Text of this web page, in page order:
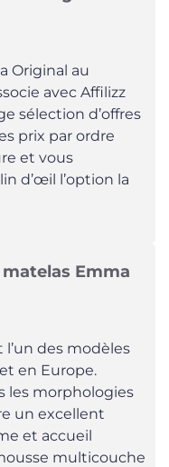
Original au
avec Affilizz
sélection d’offres
prix par ordre
et vous
d’œil l’option la
Emma
des modèles
en Europe.
les morphologies
un excellent
et accueil
multicouche